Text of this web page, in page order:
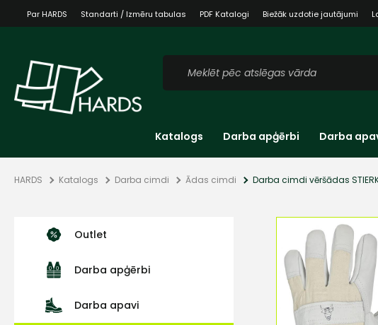
Par HARDS Standarti / Izmēru tabulas PDF Katalogi Biežāk uzdotie jautājumi
Katalogs Darba apģērbi Darba
HARDS Katalogs Darba cimdi Ādas cimdi Darba cimdi vēršādas
Outlet
Darba apģērbi
Darba apavi